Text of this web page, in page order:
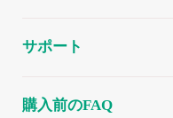
サポート
購入前のFAQ